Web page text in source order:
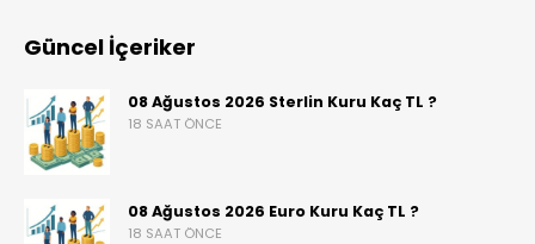
Güncel İçeriker
08 Ağustos 2026 Sterlin Kuru Kaç TL ?
18 SAAT ÖNCE
08 Ağustos 2026 Euro Kuru Kaç TL ?
18 SAAT ÖNCE